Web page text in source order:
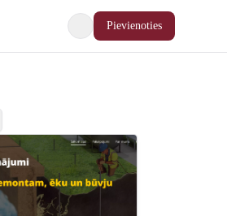
Pievienoties